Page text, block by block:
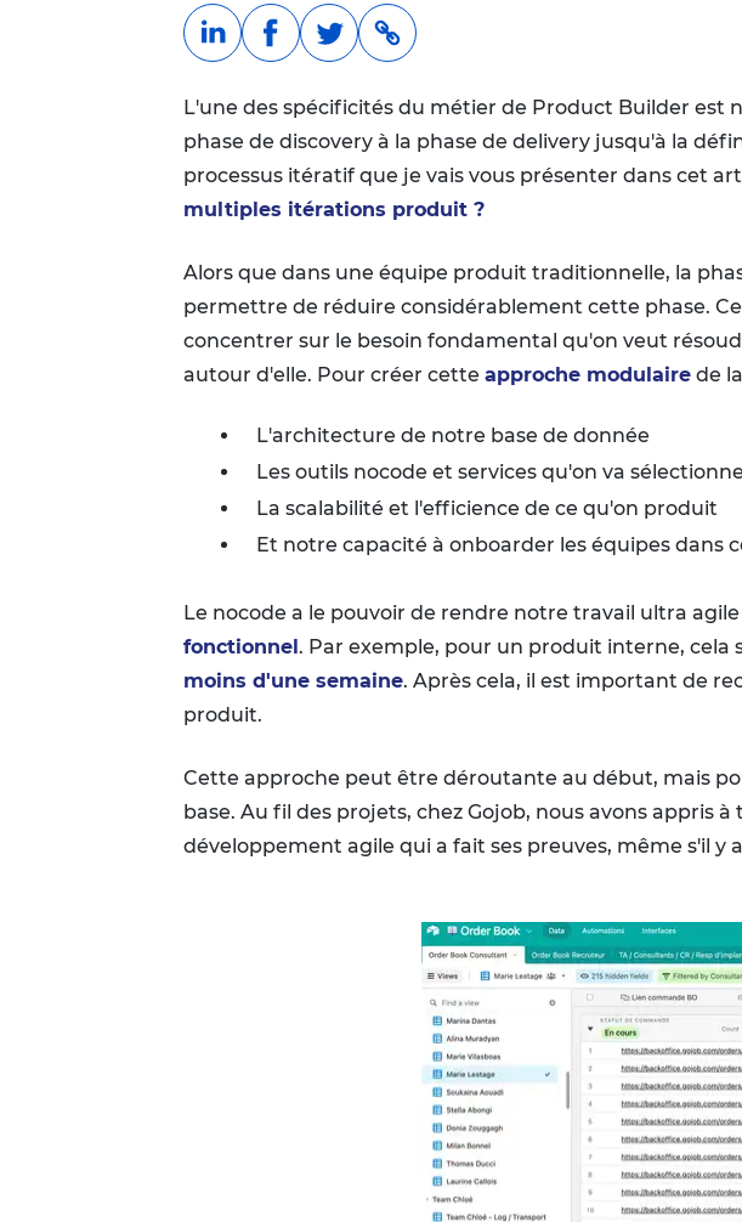
L'une des spécificités du métier de Product Builder est
phase de discovery à la phase de delivery jusqu'à la
processus itératif que je vais vous présenter dans cet
multiples itérations produit ?
Alors que dans une équipe produit traditionnelle, la
permettre de réduire considérablement cette phase.
concentrer sur le besoin fondamental qu'on veut
autour d'elle. Pour créer cette approche modulairede
L'architecture de notre base de donnée
Les outils nocode et services qu'on va
La scalabilité et l'efficience de ce qu'on produit
Et notre capacité à onboarder les équipes dans
Le nocode a le pouvoir de rendre notre travail ultra
fonctionnel. Par exemple, pour un produit interne,
moins d'une semaine. Après cela, il est important de
produit.
Cette approche peut être déroutante au début, mais
base. Au fil des projets, chez Gojob, nous avons appris
développement agile qui a fait ses preuves, même s'il y